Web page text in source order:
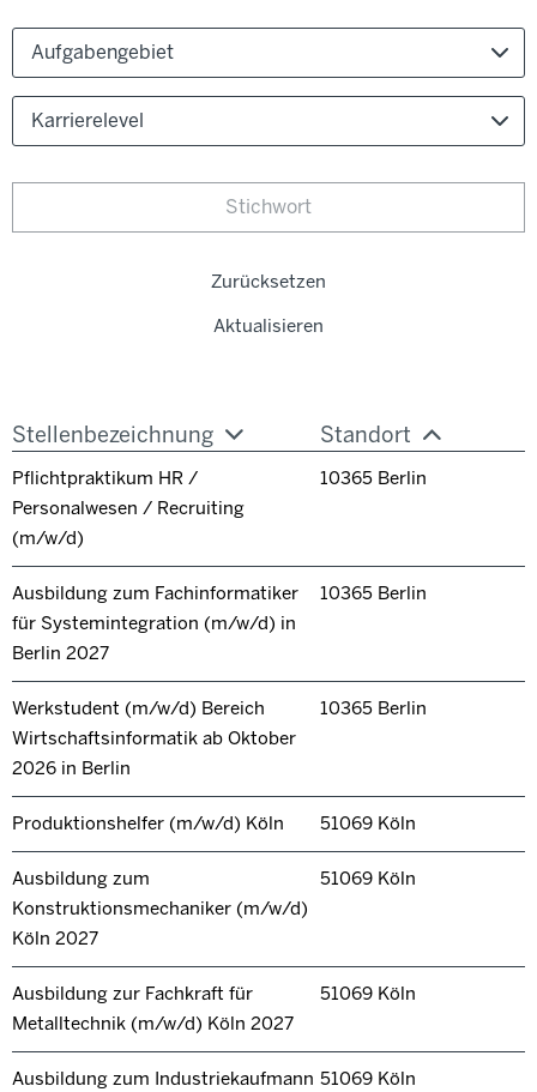
Aufgabengebiet
Karrierelevel
Zurücksetzen
Aktualisieren
Stellenbezeichnung Standort
Pflichtpraktikum HR /
Personalwesen / Recruiting
(m/w/d)
10365 Berlin
Ausbildung zum Fachinformatiker
für Systemintegration (m/w/d) in
Berlin 2027
10365 Berlin
Werkstudent (m/w/d) Bereich
Wirtschaftsinformatik ab Oktober
2026 in Berlin
10365 Berlin
Produktionshelfer (m/w/d) Köln 51069 Köln
Ausbildung zum
Konstruktionsmechaniker (m/w/d)
Köln 2027
51069 Köln
Ausbildung zur Fachkraft für
Metalltechnik (m/w/d) Köln 2027
51069 Köln
Ausbildung zum Industriekaufmann 51069 Köln